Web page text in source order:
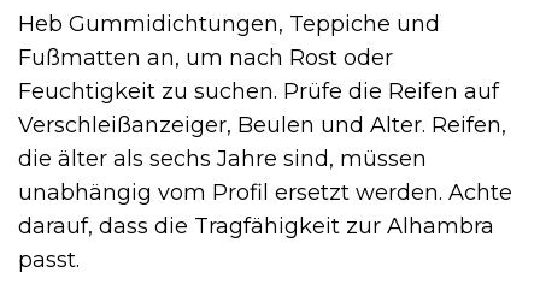
Heb Gummidichtungen, Teppiche und
Fußmatten an, um nach Rost oder
Feuchtigkeit zu suchen. Prüfe die Reifen auf
Verschleißanzeiger, Beulen und Alter. Reifen,
die älter als sechs Jahre sind, müssen
unabhängig vom Profil ersetzt werden. Achte
darauf, dass die Tragfähigkeit zur Alhambra
passt.